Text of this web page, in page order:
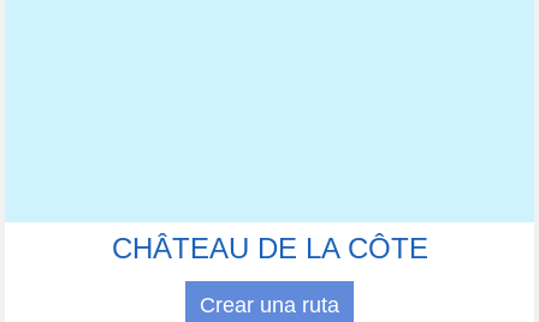
CHÂTEAU DE LA CÔTE
Crear una ruta